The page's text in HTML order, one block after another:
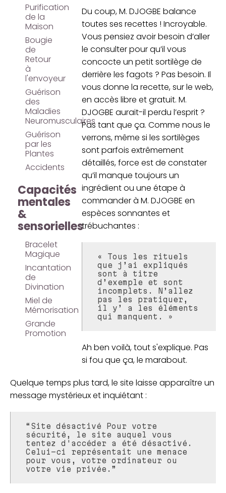
Purification
de la
Maison
Bougie
de
Retour
à
l'envoyeur
Guérison
des
Maladies
Neuromusculaires
Guérison
par les
Plantes
Accidents
Capacités
mentales
&
sensorielles
Bracelet
Magique
Incantation
de
Divination
Miel de
Mémorisation
Grande
Promotion
Du coup, M. DJOGBE balance
toutes ses recettes ! Incroyable.
Vous pensiez avoir besoin d’aller
le consulter pour qu’il vous
concocte un petit sortilège de
derrière les fagots ? Pas besoin. Il
vous donne la recette, sur le web,
en accès libre et gratuit. M.
DJOGBE aurait-il perdu l’esprit ?
Pas tant que ça. Comme nous le
verrons, même si les sortilèges
sont parfois extrêmement
détaillés, force est de constater
qu’il manque toujours un
ingrédient ou une étape à
commander à M. DJOGBE en
espèces sonnantes et
trébuchantes :
« Tous les rituels
que j’ai expliqués
sont à titre
d’exemple et sont
incomplets. N’allez
pas les pratiquer,
il y’ a les éléments
qui manquent. »
Ah ben voilà, tout s'explique. Pas
si fou que ça, le marabout.
Quelque temps plus tard, le site laisse apparaître un
message mystérieux et inquiétant :
“Site désactivé Pour votre
sécurité, le site auquel vous
tentez d'accéder a été désactivé.
Celui-ci représentait une menace
pour vous, votre ordinateur ou
votre vie privée.”